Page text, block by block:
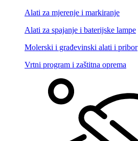
Alati za mjerenje i markiranje
Alati za spajanje i baterijske lampe
Molerski i građevinski alati i pribor
Vrtni program i zaštitna oprema